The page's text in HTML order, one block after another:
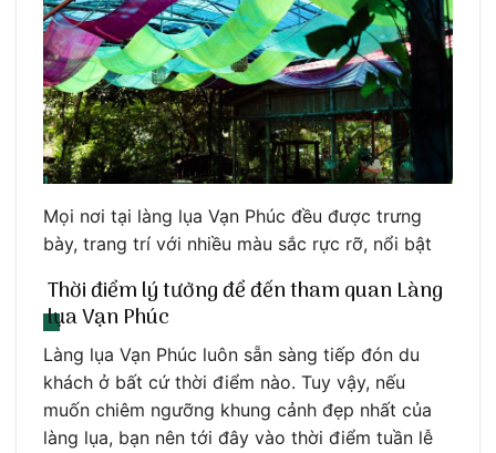
Mọi nơi tại làng lụa Vạn Phúc đều được trưng
bày, trang trí với nhiều màu sắc rực rỡ, nổi bật
Thời điểm lý tưởng để đến tham quan Làng
lụa Vạn Phúc
Làng lụa Vạn Phúc luôn sẵn sàng tiếp đón du
khách ở bất cứ thời điểm nào. Tuy vậy, nếu
muốn chiêm ngưỡng khung cảnh đẹp nhất của
làng lụa, bạn nên tới đây vào thời điểm tuần lễ